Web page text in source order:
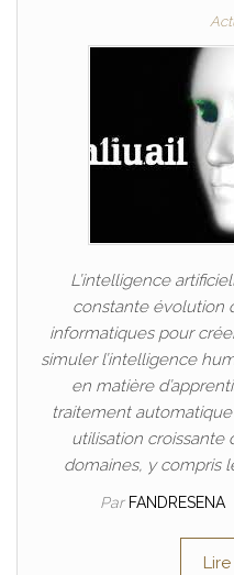
L’intelligence
constante évolution
informatiques pour
simuler l’intelligence
en matière
traitement
utilisation croissante
domaines, y compris
Par FANDRESENA